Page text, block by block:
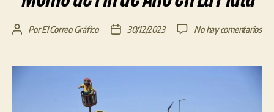
Autor
entrada
PorEl Correo Gráfico
Fecha
entrada
30/12/2023 No hay comentariosen